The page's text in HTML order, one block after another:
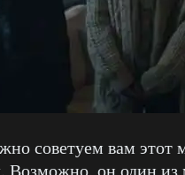
советуем вам этот